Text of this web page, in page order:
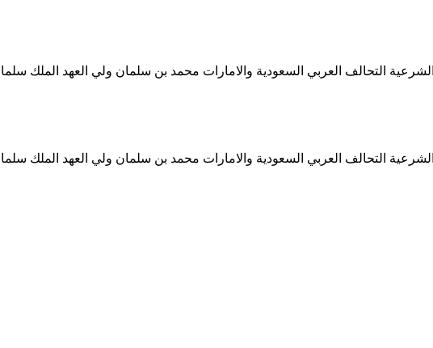
التحالف العربي السعودية والامارات محمد بن سلمان ولي العهد الملك
التحالف العربي السعودية والامارات محمد بن سلمان ولي العهد الملك